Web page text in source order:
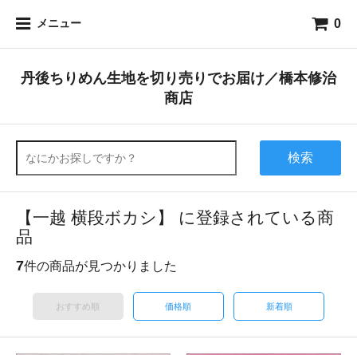
メニュー 0
丹後ちりめん生地を切り売りでお届け／橋本修治
商店
検索
【一越 横段ボカシ】 に登録されている商
品
7件の商品が見つかりました
おすすめ順 価格順 新着順